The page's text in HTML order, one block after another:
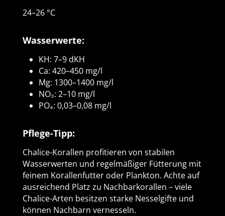
24–26 °C
Wasserwerte:
KH: 7–9 dKH
Ca: 420–450 mg/l
Mg: 1300–1400 mg/l
NO₃: 2–10 mg/l
PO₄: 0,03–0,08 mg/l
Pflege-Tipp:
Chalice-Korallen profitieren von stabilen
Wasserwerten und regelmäßiger Fütterung mit
feinem Korallenfutter oder Plankton. Achte auf
ausreichend Platz zu Nachbarkorallen – viele
Chalice-Arten besitzen starke Nesselgifte und
können Nachbarn vernesseln.